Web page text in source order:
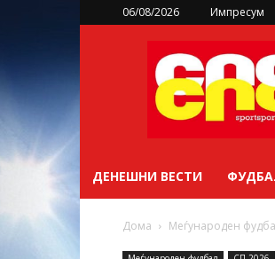
06/08/2026 Импресум
sportsport.mk
ДЕНЕШНИ ВЕСТИ
Дома Меѓународен